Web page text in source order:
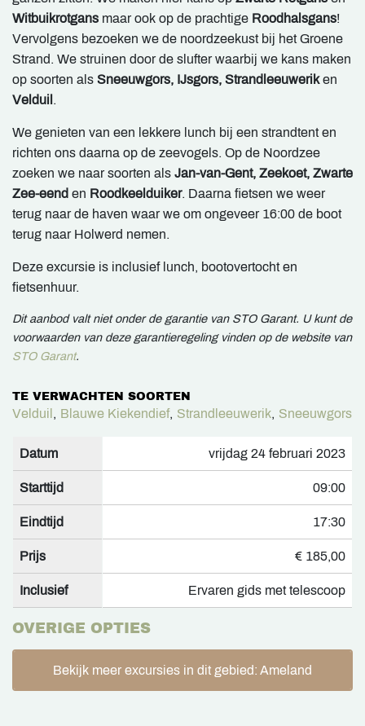
Witbuikrotgans maar ook op de prachtige Roodhalsgans!
Vervolgens bezoeken we de noordzeekust bij het Groene
Strand. We struinen door de slufter waarbij we kans maken
op soorten als Sneeuwgors, IJsgors, Strandleeuweriken
Velduil .
We genieten van een lekkere lunch bij een strandtent en
richten ons daarna op de zeevogels. Op de Noordzee
zoeken we naar soorten als Jan-van-Gent, Zeekoet, Zwarte
Zee-eend en Roodkeelduiker. Daarna fietsen we weer
terug naar de haven waar we om ongeveer 16:00 de boot
terug naar Holwerd nemen.
Deze excursie is inclusief lunch, bootovertocht en
fietsenhuur.
Dit aanbod valt niet onder de garantie van STO Garant. U kunt de
voorwaarden van deze garantieregeling vinden op de website van
STO Garant.
TE VERWACHTEN SOORTEN
Velduil , Blauwe Kiekendief, Strandleeuwerik, Sneeuwgors
Datum vrijdag 24 februari 2023
Starttijd 09:00
Eindtijd 17:30
Prijs € 185,00
Inclusief Ervaren gids met telescoop
OVERIGE OPTIES
Bekijk meer excursies in dit gebied: Ameland